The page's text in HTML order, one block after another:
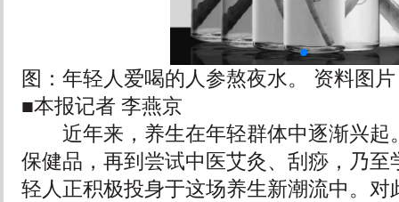
图：年轻人爱喝的人参熬夜水。 资料图片
■本报记者 李燕京
近年来，养生在年轻群体中逐渐兴起
保健品，再到尝试中医艾灸、刮痧，乃至
轻人正积极投身于这场养生新潮流中。对